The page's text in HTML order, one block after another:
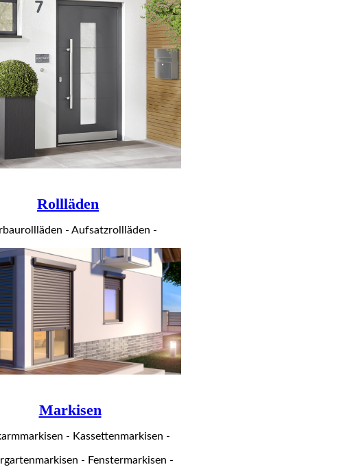
Rollläden
- Aufsatzrollläden -
Markisen
- Kassettenmarkisen -
- Fenstermarkisen -